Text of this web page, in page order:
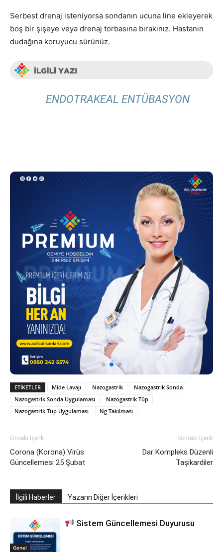
Serbest drenaj isteniyorsa sondanın ucuna line ekleyerek
boş bir şişeye veya drenaj torbasına bırakınız. Hastanın
dudağına koruyucu sürünüz.
ENDOTRAKEAL ENTÜBASYON
ETIKETLER Mide Lavajı Nazogastrik
Nazogastrik Sonda
Nazogastrik Sonda Uygulaması
Nazogastrik Tüp
Nazogastrik Tüp Uygulaması
Ng Takılması
Önceki İçerik
Corona (Korona) Virüs
Güncellemesi 25 Şubat
Sonraki İçerik
Dar Kompleks Düzenli
Taşikardiler
İlgili Haberler Yazarın Diğer İçerikleri
Genel
Sistem Güncellemesi Duyurusu